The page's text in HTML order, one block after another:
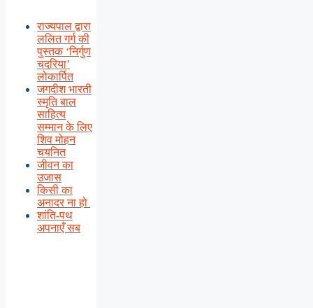
राज्यपाल द्वारा
ललित गर्ग की
पुस्तक ‘निर्गुण
चदरिया’
लोकार्पित
जगदीश भारती
स्मृति बाल
साहित्य
सम्मान के लिए
शिव मोहन
चयनित
जीवन का
उजास
किसी का
अनादर ना हो
शांति-पथ
अपनाएँ सब